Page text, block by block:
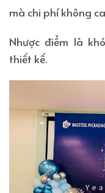
mà chi phí không
Nhược điểm là
thiết kế.